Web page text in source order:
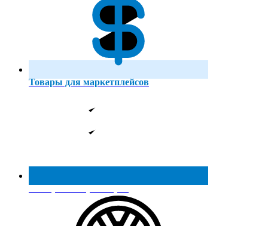
Товары для маркетплейсов
Реестр МинПромТорга